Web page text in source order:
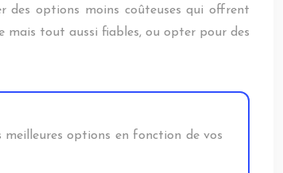
des options moins coûteuses qui offrent
mais tout aussi fiables, ou opter pour des
options en fonction de vos